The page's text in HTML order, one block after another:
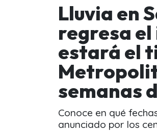
Lluvia en
regresa
estará el
semanas
Conoce en qué
anunciado por los